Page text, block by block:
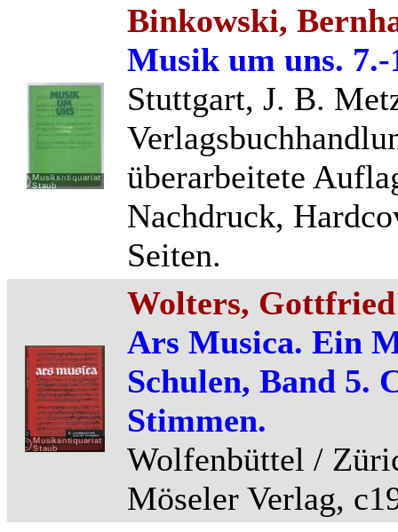
Binkowski,
Musik um uns.
Stuttgart, J. B.
überarbeitete
Nachdruck,
Seiten.
Wolters,
Ars Musica. Ein
Schulen, Band 5.
Stimmen.
Wolfenbüttel /
Möseler Verlag,